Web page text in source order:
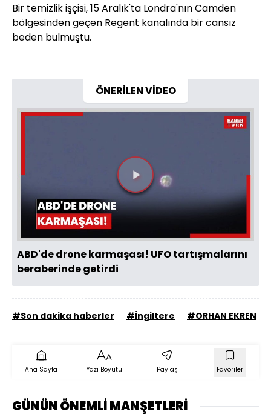
Bir temizlik işçisi, 15 Aralık'ta Londra'nın Camden
bölgesinden geçen Regent kanalında bir cansız
beden bulmuştu.
ÖNERİLEN VİDEO
Videoyu
Oynat
ABD'de drone karmaşası! UFO tartışmalarını
beraberinde getirdi
#Son dakika haberler #İngiltere #ORHAN EKREN
Ana Sayfa Yazı Boyutu Paylaş Favoriler
GÜNÜN ÖNEMLİ MANŞETLERİ